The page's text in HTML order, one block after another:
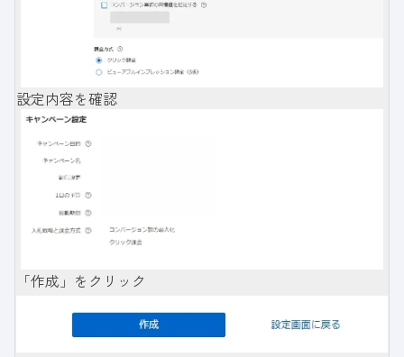
設定内容を確認
「作成」をクリック